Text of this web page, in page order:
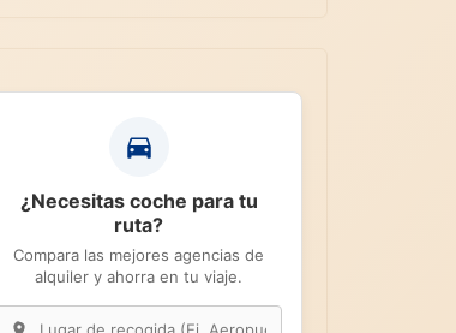
¿Necesitas coche para tu
ruta?
Compara las mejores agencias de
alquiler y ahorra en tu viaje.